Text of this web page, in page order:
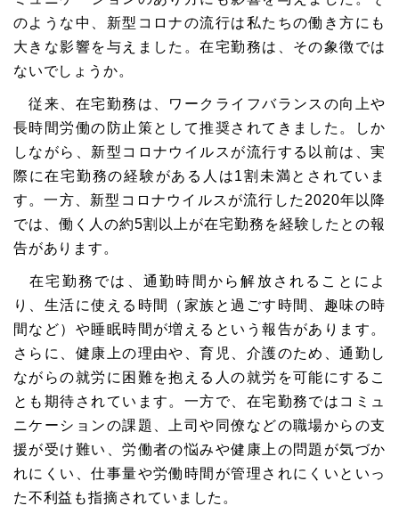
のような中、新型コロナの流行は私たちの働き方にも
大きな影響を与えました。在宅勤務は、その象徴では
ないでしょうか。
従来、在宅勤務は、ワークライフバランスの向上や
長時間労働の防止策として推奨されてきました。しか
しながら、新型コロナウイルスが流行する以前は、実
際に在宅勤務の経験がある人は1割未満とされていま
す。一方、新型コロナウイルスが流行した2020年以降
では、働く人の約5割以上が在宅勤務を経験したとの報
告があります。
在宅勤務では、通勤時間から解放されることによ
り、生活に使える時間（家族と過ごす時間、趣味の時
間など）や睡眠時間が増えるという報告があります。
さらに、健康上の理由や、育児、介護のため、通勤し
ながらの就労に困難を抱える人の就労を可能にするこ
とも期待されています。一方で、在宅勤務ではコミュ
ニケーションの課題、上司や同僚などの職場からの支
援が受け難い、労働者の悩みや健康上の問題が気づか
れにくい、仕事量や労働時間が管理されにくいといっ
た不利益も指摘されていました。